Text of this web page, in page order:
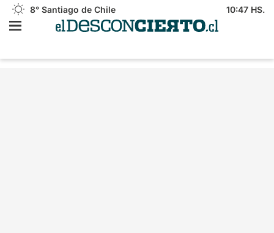
8° Santiago de Chile 10:47 HS.